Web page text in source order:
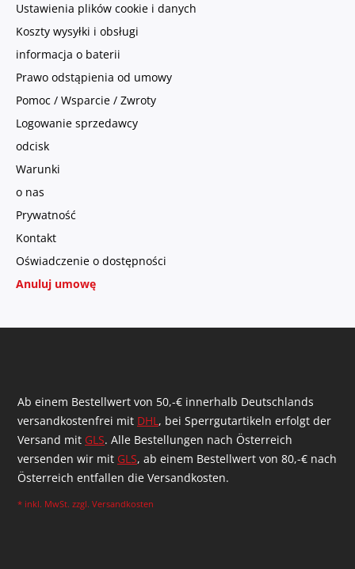
Ustawienia plików cookie i danych
Koszty wysyłki i obsługi
informacja o baterii
Prawo odstąpienia od umowy
Pomoc / Wsparcie / Zwroty
Logowanie sprzedawcy
odcisk
Warunki
o nas
Prywatność
Kontakt
Oświadczenie o dostępności
Anuluj umowę
Ab einem Bestellwert von 50,-€ innerhalb Deutschlands
versandkostenfrei mit DHL, bei Sperrgutartikeln erfolgt der
Versand mit GLS. Alle Bestellungen nach Österreich
versenden wir mit GLS, ab einem Bestellwert von 80,-€ nach
Österreich entfallen die Versandkosten.
* inkl. MwSt. zzgl. Versandkosten